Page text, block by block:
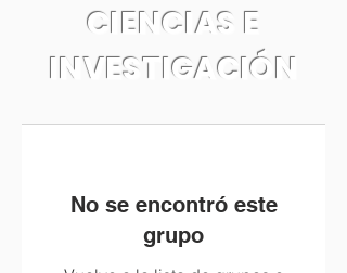
CIENCIAS E
INVESTIGACIÓN
No se encontró este
grupo